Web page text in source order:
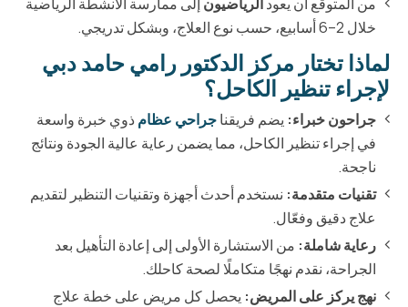
خلال 2–6 أسابيع، حسب نوع العلاج، وبشكل تدريجي.
لماذا تختار مركز الدكتور رامي حامد دبي
لإجراء تنظير الكاحل؟
جراحون خبراء: يضم فريقناجراحي عظامذوي خبرة واسعة
في إجراء تنظير الكاحل، مما يضمن رعاية عالية الجودة ونتائج
ناجحة.
تقنيات متقدمة: نستخدم أحدث أجهزة وتقنيات التنظير لتقديم
علاج دقيق وفعّال.
رعاية شاملة: من الاستشارة الأولى إلى إعادة التأهيل بعد
الجراحة، نقدم نهجًا متكاملًا لصحة كاحلك.
نهج يركز على المريض: يحصل كل مريض على خطة علاج